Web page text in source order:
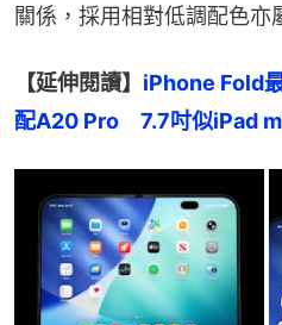
關係，採用相對低調配色亦
【延伸閱讀】 iPhone Fold
配A20 Pro　7.7吋似iPad